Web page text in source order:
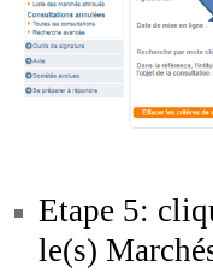
Etape 5:
le(s)